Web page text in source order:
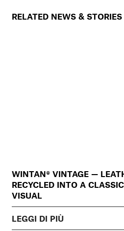
RELATED NEWS & STORIES
WINTAN® VINTAGE —
RECYCLED INTO A
VISUAL
LEGGI DI PIÙ